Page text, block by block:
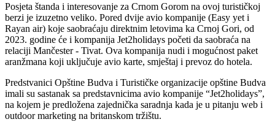
Posjeta štanda i interesovanje za Crnom Gorom na ovoj turističkoj
berzi je izuzetno veliko. Pored dvije avio kompanije (Easy yet i
Rayan air) koje saobraćaju direktnim letovima ka Crnoj Gori, od
2023. godine će i kompanija Jet2holidays početi da saobraća na
relaciji Mančester - Tivat. Ova kompanija nudi i mogućnost paket
aranžmana koji uključuje avio karte, smještaj i prevoz do hotela.
Predstvanici Opštine Budva i Turističke organizacije opštine Budva
imali su sastanak sa predstavnicima avio kompanije “Jet2holidays”,
na kojem je predložena zajednička saradnja kada je u pitanju web i
outdoor marketing na britanskom tržištu.